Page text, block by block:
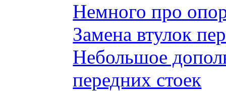
Немного про
Замена втулок
Небольшое
передних стоек